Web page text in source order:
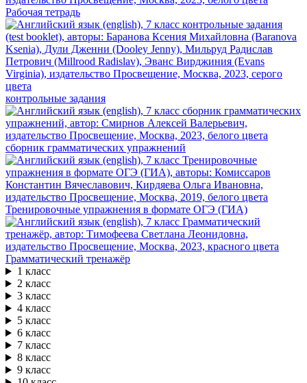
Рабочая тетрадь
контрольные задания
сборник грамматических упражнений
Тренировочные упражнения в формате ОГЭ (ГИА)
Грамматический тренажёр
1 класс
2 класс
3 класс
4 класс
5 класс
6 класс
7 класс
8 класс
9 класс